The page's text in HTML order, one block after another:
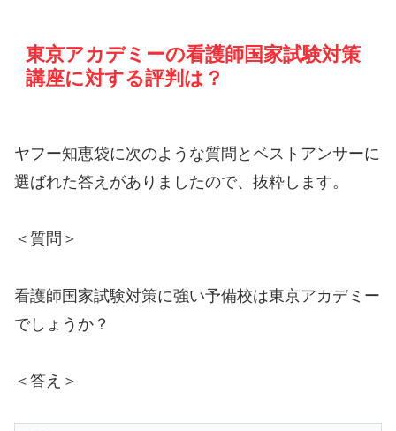
東京アカデミーの看護師国家試験対策
講座に対する評判は？
ヤフー知恵袋に次のような質問とベストアンサーに
選ばれた答えがありましたので、抜粋します。
＜質問＞
看護師国家試験対策に強い予備校は東京アカデミー
でしょうか？
＜答え＞